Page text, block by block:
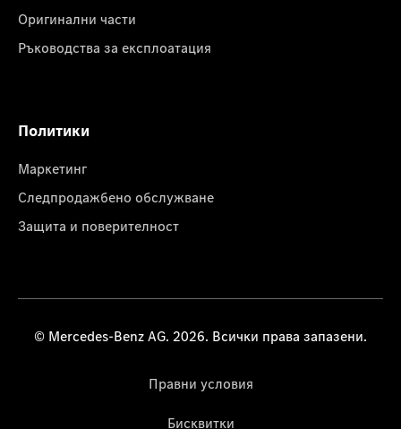
Оригинални части
Ръководства за експлоатация
Политики
Маркетинг
Следпродажбено обслужване
Защита и поверителност
© Mercedes-Benz AG. 2026. Всички права запазени.
Правни условия
Бисквитки